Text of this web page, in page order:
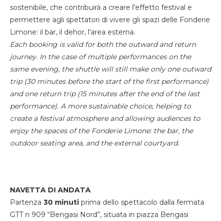
sostenibile, che contribuirà a creare l'effetto festival e
permettere agli spettatori di vivere gli spazi delle Fonderie
Limone: il bar, il dehor, l'area esterna.
Each booking is valid for both the outward and return
journey. In the case of multiple performances on the
same evening, the shuttle will still make only one outward
trip (30 minutes before the start of the first performance)
and one return trip (15 minutes after the end of the last
performance). A more sustainable choice, helping to
create a festival atmosphere and allowing audiences to
enjoy the spaces of the Fonderie Limone: the bar, the
outdoor seating area, and the external courtyard.
NAVETTA DI ANDATA
Partenza 30 minuti prima dello spettacolo dalla fermata
GTT n 909 “Bengasi Nord”, situata in piazza Bengasi